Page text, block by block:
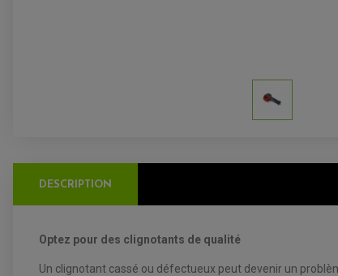
DESCRIPTION
Optez pour des clignotants de qualité
Un clignotant cassé ou défectueux peut devenir un